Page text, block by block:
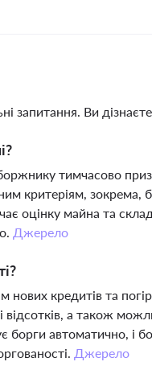
запитання. Ви
тимчасово
критеріям,
оцінку майна та
Джерело
кредитів та
а також
борги автоматично, і
Джерело